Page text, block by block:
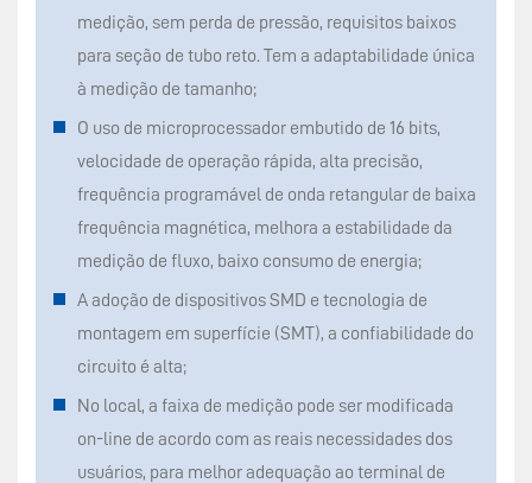
medição, sem perda de pressão, requisitos baixos
para seção de tubo reto. Tem a adaptabilidade única
à medição de tamanho;
O uso de microprocessador embutido de 16 bits,
velocidade de operação rápida, alta precisão,
frequência programável de onda retangular de baixa
frequência magnética, melhora a estabilidade da
medição de fluxo, baixo consumo de energia;
A adoção de dispositivos SMD e tecnologia de
montagem em superfície (SMT), a confiabilidade do
circuito é alta;
No local, a faixa de medição pode ser modificada
on-line de acordo com as reais necessidades dos
usuários, para melhor adequação ao terminal de